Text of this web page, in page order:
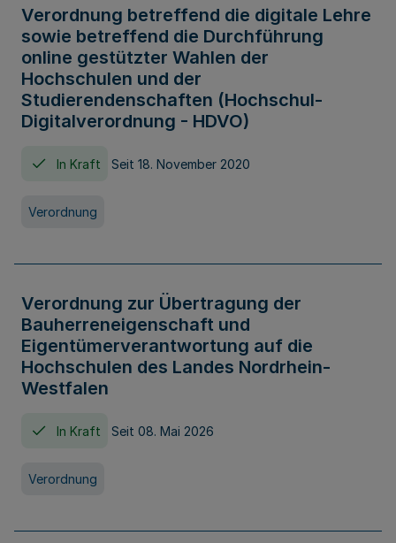
Verordnung betreffend die digitale Lehre
sowie betreffend die Durchführung
online gestützter Wahlen der
Hochschulen und der
Studierendenschaften (Hochschul-
Digitalverordnung - HDVO)
In Kraft Seit 18. November 2020
Verordnung
Verordnung zur Übertragung der
Bauherreneigenschaft und
Eigentümerverantwortung auf die
Hochschulen des Landes Nordrhein-
Westfalen
In Kraft Seit 08. Mai 2026
Verordnung